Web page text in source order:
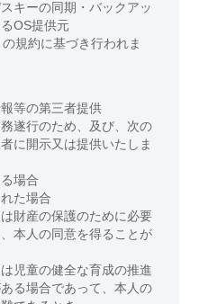
キーの同期・バックアッ
OS提供元
の規約に基づき行われま
等の第三者提供
遂行のため、及び、次の
に開示又は提供いたしま
場合
た場合
財産の保護のために必要
本人の同意を得ることが
児童の健全な育成の推進
る場合であって、本人の